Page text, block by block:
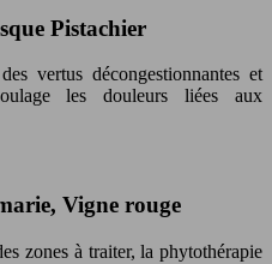
Pistachier
vertus décongestionnantes et
les douleurs liées aux
Vigne rouge
zones à traiter, la phytothérapie